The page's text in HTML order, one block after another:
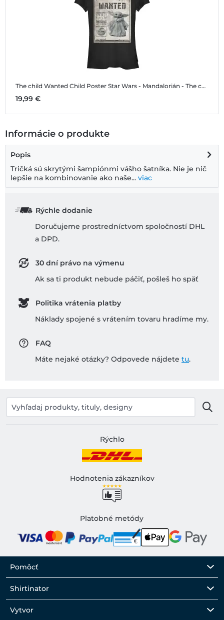
The child Wanted Child Poster Star Wars - Mandalorián - The child Wanted Child Poster - Dámske Tričko
19,99 €
Informácie o produkte
Popis
Tričká sú skrytými šampiónmi vášho šatníka. Nie je nič
lepšie na kombinovanie ako naše... viac
Rýchle dodanie
Doručujeme prostredníctvom spoločností DHL
a DPD.
30 dní právo na výmenu
Ak sa ti produkt nebude páčiť, pošleš ho späť
Politika vrátenia platby
Náklady spojené s vrátením tovaru hradíme my.
FAQ
Máte nejaké otázky? Odpovede nájdete tu.
Rýchlo
Hodnotenia zákazníkov
Platobné metódy
Pomôcť
Shirtinator
Vytvor